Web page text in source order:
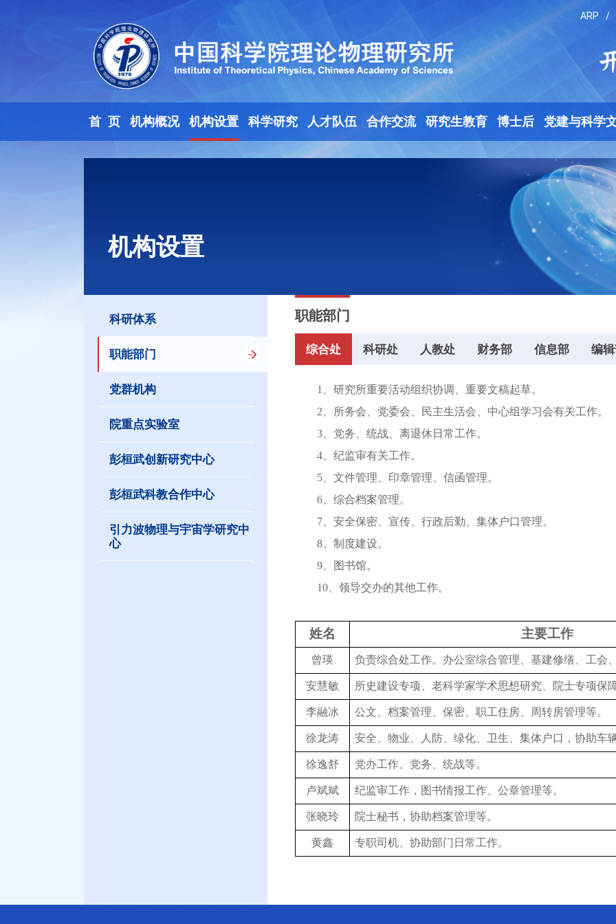
ARP /
首 页 机构概况 机构设置 科学研究 人才队伍 合作交流 研究生教育 博士后 党建与科学
机构设置
科研体系
职能部门
党群机构
院重点实验室
彭桓武创新研究中心
彭桓武科教合作中心
引力波物理与宇宙学研究中
心
职能部门
综合处 科研处 人教处 财务部 信息部 编
1、研究所重要活动组织协调、重要文稿起草。
2、所务会、党委会、民主生活会、中心组学习会有关工作。
3、党务、统战、离退休日常工作。
4、纪监审有关工作。
5、文件管理、印章管理、信函管理。
6、综合档案管理。
7、安全保密、宣传、行政后勤、集体户口管理。
8、制度建设。
9、图书馆。
10、领导交办的其他工作。
姓名 主要工作
曾瑛 负责综合处工作。办公室综合管理、基建修缮、工会
安慧敏 所史建设专项、老科学家学术思想研究、院士专项保
李融冰 公文、档案管理、保密、职工住房、周转房管理等。
徐龙涛 安全、物业、人防、绿化、卫生、集体户口，协助车
徐逸舒 党办工作。党务、统战等。
卢斌斌 纪监审工作，图书情报工作、公章管理等。
张晓玲 院士秘书，协助档案管理等。
黄鑫 专职司机、协助部门日常工作。